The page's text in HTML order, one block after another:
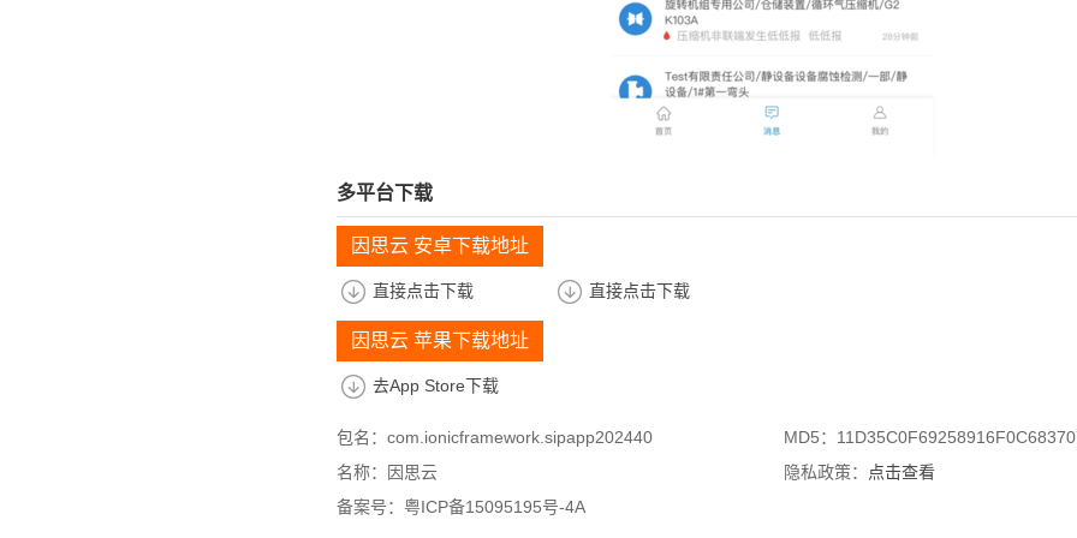
多平台下载
因思云 安卓下载地址
直接点击下载 直接点击下载
因思云 苹果下载地址
去App Store下载
包名：com.ionicframework.sipapp202440
MD5：
名称：因思云
隐私政策：
点击查看
备案号：粤ICP备15095195号-4A